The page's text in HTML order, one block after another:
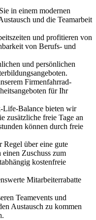
in einem modernen
und die Teamarbeit
und profitieren von
von Berufs- und
und persönlichen
Firmenfahrrad-
für Ihr
Life-Balance bieten wir
zusätzliche freie Tage an
können durch freie
Regel über eine gute
Zuschuss zum
kostenfreie
Mitarbeiterrabatte
Teamevents und
Austausch zu kommen